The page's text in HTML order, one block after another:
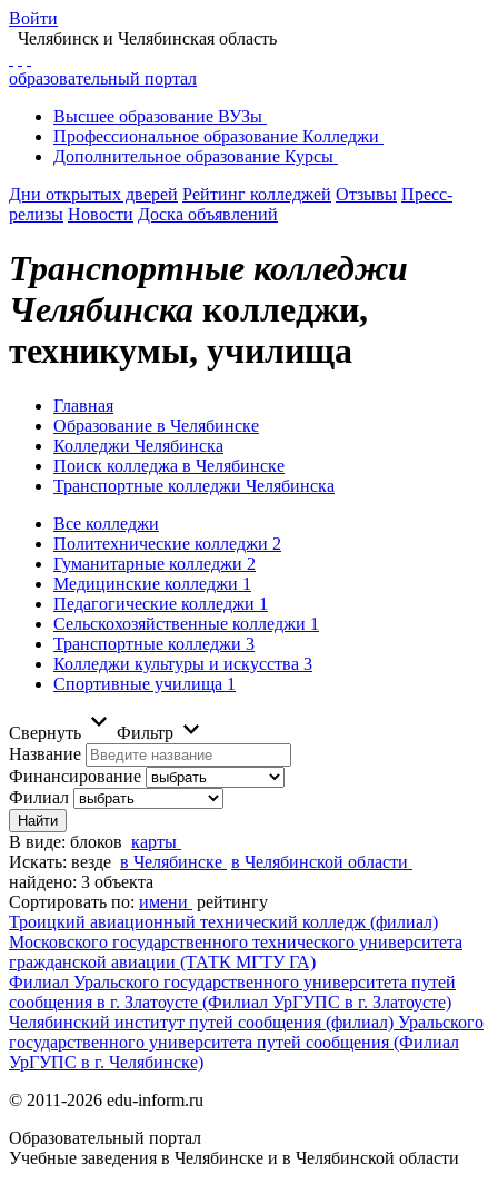
Войти
Челябинск и Челябинская область
образовательный портал
Высшее образование ВУЗы
Профессиональное образование Колледжи
Дополнительное образование Курсы
Дни открытых дверей Рейтинг колледжей Отзывы Пресс-
релизы Новости Доска объявлений
Транспортные колледжи
Челябинска колледжи,
техникумы, училища
Главная
Образование в Челябинске
Колледжи Челябинска
Поиск колледжа в Челябинске
Транспортные колледжи Челябинска
Все колледжи
Политехнические колледжи 2
Гуманитарные колледжи 2
Медицинские колледжи 1
Педагогические колледжи 1
Сельскохозяйственные колледжи 1
Транспортные колледжи 3
Колледжи культуры и искусства 3
Спортивные училища 1
Свернуть
Фильтр
Название
Финансирование
Филиал
В виде: блоков карты
Искать: везде в Челябинске в Челябинской области
найдено: 3 объекта
Сортировать по: имени рейтингу
Троицкий авиационный технический колледж (филиал)
Московского государственного технического университета
гражданской авиации (ТАТК МГТУ ГА)
Филиал Уральского государственного университета путей
сообщения в г. Златоусте (Филиал УрГУПС в г. Златоусте)
Челябинский институт путей сообщения (филиал) Уральского
государственного университета путей сообщения (Филиал
УрГУПС в г. Челябинске)
© 2011-2026 edu-inform.ru
Образовательный портал
Учебные заведения в Челябинске и в Челябинской области